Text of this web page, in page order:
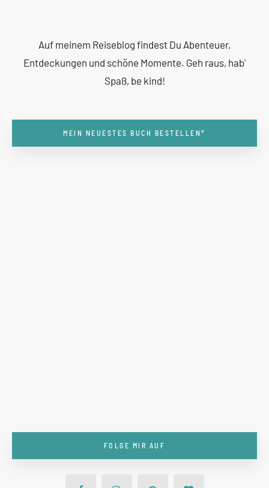
Auf meinem Reiseblog findest Du Abenteuer,
Entdeckungen und schöne Momente. Geh raus, hab'
Spaß, be kind!
MEIN NEUESTES BUCH BESTELLEN*
FOLGE MIR AUF